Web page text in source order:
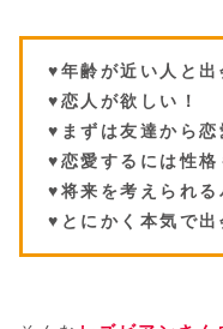
♥️年齢が近い人と出
♥️恋人が欲しい！
♥️まずは友達から恋
♥️恋愛するには性格
♥️将来を考えられる
♥️とにかく本気で出